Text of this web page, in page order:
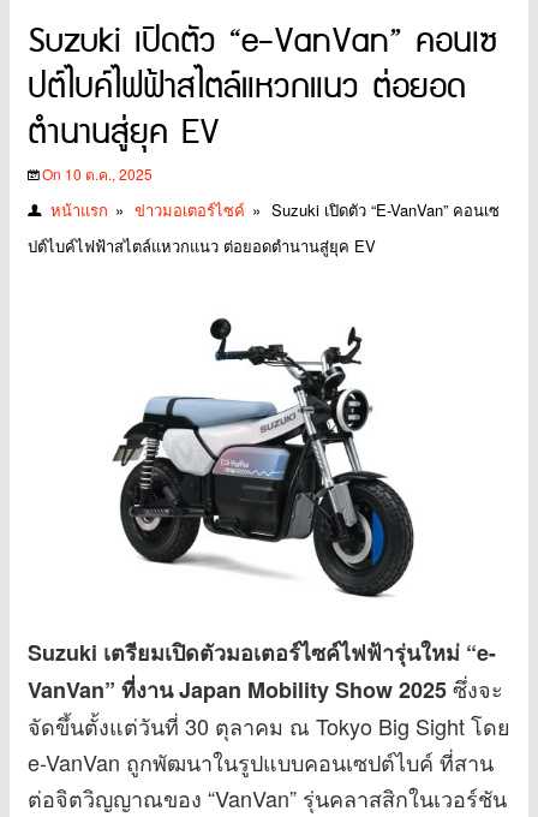
Suzuki เปิดตัว “e-VanVan” คอนเซ
ปต์ไบค์ไฟฟ้าสไตล์แหวกแนว ต่อยอด
ตำนานสู่ยุค EV
On 10 ต.ค., 2025
หน้าแรก » ข่าวมอเตอร์ไซค์ » Suzuki เปิดตัว “e-VanVan” คอนเซ
ปต์ไบค์ไฟฟ้าสไตล์แหวกแนว ต่อยอดตำนานสู่ยุค EV
Suzuki เตรียมเปิดตัวมอเตอร์ไซค์ไฟฟ้ารุ่นใหม่ “e-
VanVan” ที่งาน Japan Mobility Show 2025ซึ่งจะ
จัดขึ้นตั้งแต่วันที่ 30 ตุลาคม ณ Tokyo Big Sight โดย
e-VanVan ถูกพัฒนาในรูปแบบคอนเซปต์ไบค์ ที่สาน
ต่อจิตวิญญาณของ “VanVan” รุ่นคลาสสิกในเวอร์ชัน